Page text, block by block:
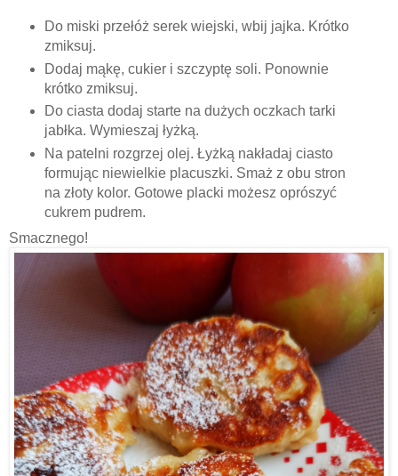
Do miski przełóż serek wiejski, wbij jajka. Krótko
zmiksuj.
Dodaj mąkę, cukier i szczyptę soli. Ponownie
krótko zmiksuj.
Do ciasta dodaj starte na dużych oczkach tarki
jabłka. Wymieszaj łyżką.
Na patelni rozgrzej olej. Łyżką nakładaj ciasto
formując niewielkie placuszki. Smaż z obu stron
na złoty kolor. Gotowe placki możesz oprószyć
cukrem pudrem.
Smacznego!